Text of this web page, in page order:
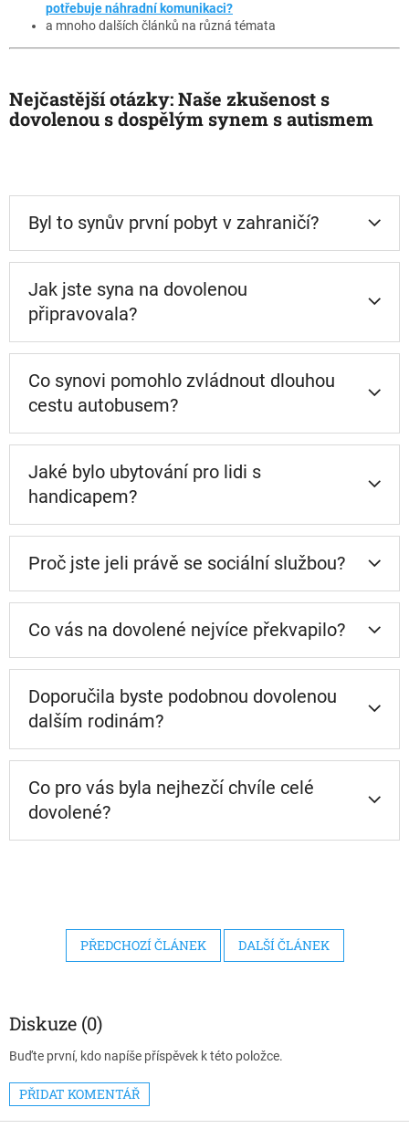
potřebuje náhradní komunikaci?
a mnoho dalších článků na různá témata
Nejčastější otázky: Naše zkušenost s
dovolenou s dospělým synem s autismem
Byl to synův první pobyt v zahraničí?
Jak jste syna na dovolenou
připravovala?
Co synovi pomohlo zvládnout dlouhou
cestu autobusem?
Jaké bylo ubytování pro lidi s
handicapem?
Proč jste jeli právě se sociální službou?
Co vás na dovolené nejvíce překvapilo?
Doporučila byste podobnou dovolenou
dalším rodinám?
Co pro vás byla nejhezčí chvíle celé
dovolené?
PŘEDCHOZÍ ČLÁNEK DALŠÍ ČLÁNEK
Diskuze (0)
Buďte první, kdo napíše příspěvek k této položce.
PŘIDAT KOMENTÁŘ